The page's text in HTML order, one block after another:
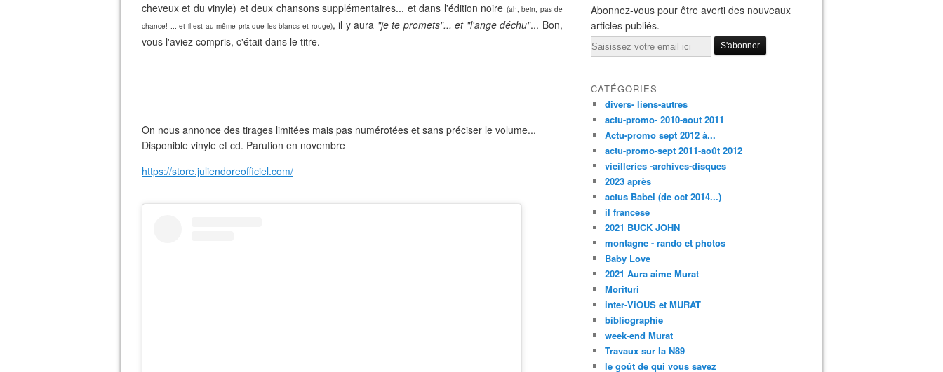
cheveux et du vinyle) et deux chansons supplémentaires... et dans l'édition noire (ah, bein, pas de
chance! ... et il est au même prix que les blancs et rouge), il y aura "je te promets"... et "l'ange déchu"... Bon,
vous l'aviez compris, c'était dans le titre.
On nous annonce des tirages limitées mais pas numérotées et sans préciser le volume...
Disponible vinyle et cd. Parution en novembre
https://store.juliendoreofficiel.com/
Abonnez-vous pour être averti des nouveaux
articles publiés.
Email
CATÉGORIES
divers- liens-autres
actu-promo- 2010-aout 2011
Actu-promo sept 2012 à...
actu-promo-sept 2011-août 2012
vieilleries -archives-disques
2023 après
actus Babel (de oct 2014...)
il francese
2021 BUCK JOHN
montagne - rando et photos
Baby Love
2021 Aura aime Murat
Morituri
inter-ViOUS et MURAT
bibliographie
week-end Murat
Travaux sur la N89
le goût de qui vous savez